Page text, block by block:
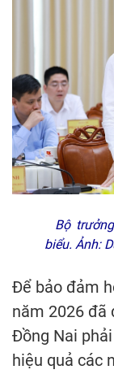
Bộ
biểu. Ảnh:
Để bảo đảm
năm 2026 đã
Đồng Nai
hiệu quả các